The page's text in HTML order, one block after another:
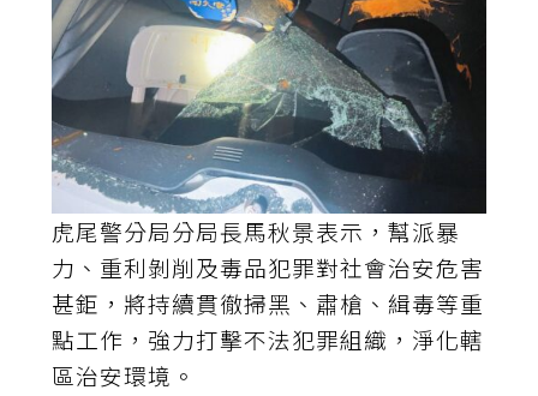
虎尾警分局分局長馬秋景表示，幫派暴
力、重利剝削及毒品犯罪對社會治安危害
甚鉅，將持續貫徹掃黑、肅槍、緝毒等重
點工作，強力打擊不法犯罪組織，淨化轄
區治安環境。